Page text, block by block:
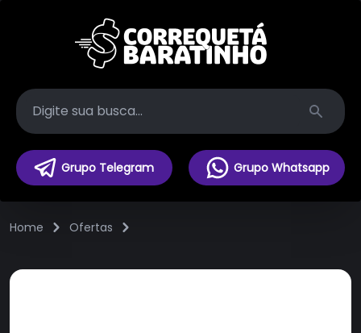
Search
Grupo Telegram Grupo Whatsapp
Home Ofertas